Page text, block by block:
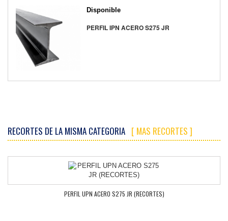
Disponible
PERFIL IPN ACERO S275 JR
RECORTES DE LA MISMA CATEGORIA [ MAS RECORTES ]
PERFIL UPN ACERO S275 JR (RECORTES)